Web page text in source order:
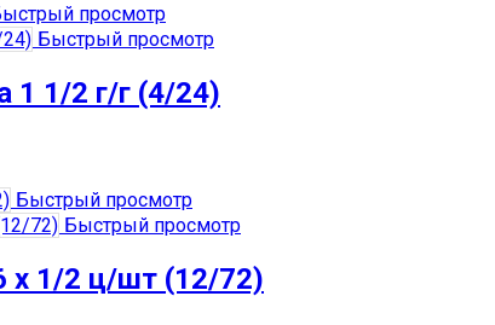
просмотр
Быстрый просмотр
1 1/2 г/г (4/24)
Быстрый просмотр
Быстрый просмотр
х 1/2 ц/шт (12/72)